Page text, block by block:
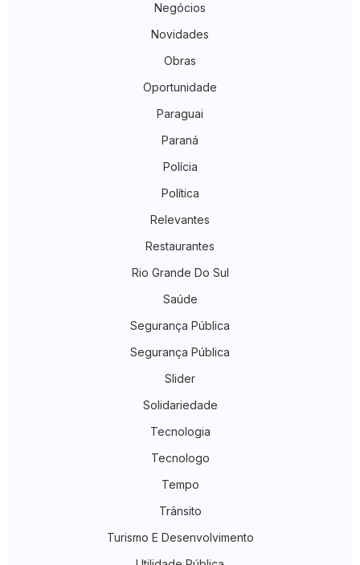
Negócios
Novidades
Obras
Oportunidade
Paraguai
Paraná
Polícia
Política
Relevantes
Restaurantes
Rio Grande Do Sul
Saúde
Segurança Pública
Segurança Pública
Slider
Solidariedade
Tecnologia
Tecnologo
Tempo
Trânsito
Turismo E Desenvolvimento